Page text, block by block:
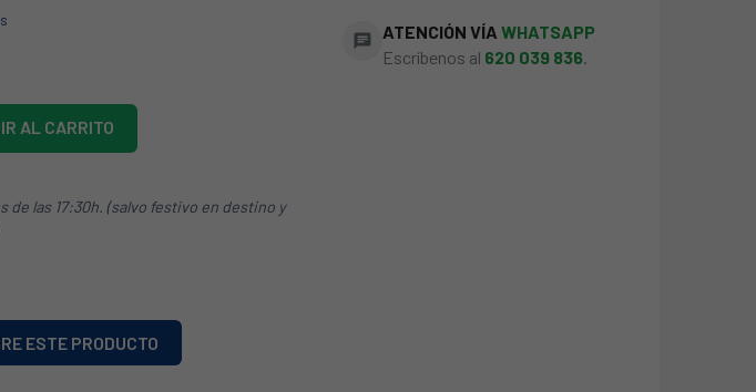
AL CARRITO
de las 17:30h. (salvo festivo en destino y
ESTE PRODUCTO
chat ATENCIÓN VÍAWHATSAPP
Escríbenos al 620 039 836